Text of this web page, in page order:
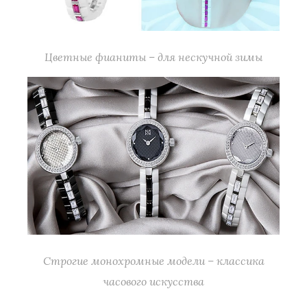
Цветные фианиты – для нескучной зимы
Строгие монохромные модели – классика
часового искусства